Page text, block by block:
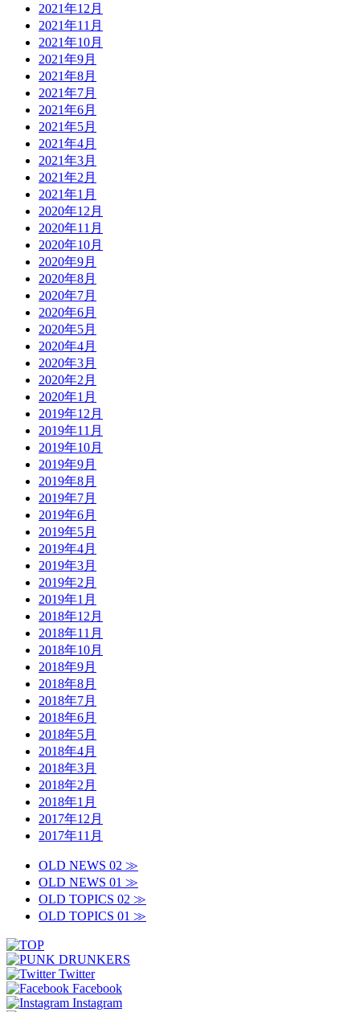
2021年12月
2021年11月
2021年10月
2021年9月
2021年8月
2021年7月
2021年6月
2021年5月
2021年4月
2021年3月
2021年2月
2021年1月
2020年12月
2020年11月
2020年10月
2020年9月
2020年8月
2020年7月
2020年6月
2020年5月
2020年4月
2020年3月
2020年2月
2020年1月
2019年12月
2019年11月
2019年10月
2019年9月
2019年8月
2019年7月
2019年6月
2019年5月
2019年4月
2019年3月
2019年2月
2019年1月
2018年12月
2018年11月
2018年10月
2018年9月
2018年8月
2018年7月
2018年6月
2018年5月
2018年4月
2018年3月
2018年2月
2018年1月
2017年12月
2017年11月
OLD NEWS 02 ≫
OLD NEWS 01 ≫
OLD TOPICS 02 ≫
OLD TOPICS 01 ≫
Twitter
Facebook
Instagram